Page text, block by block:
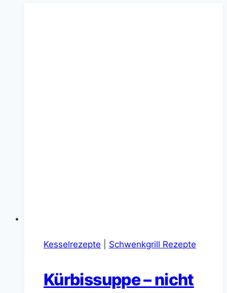
Kesselrezepte Schwenkgrill Rezepte
Kürbissuppe – nicht